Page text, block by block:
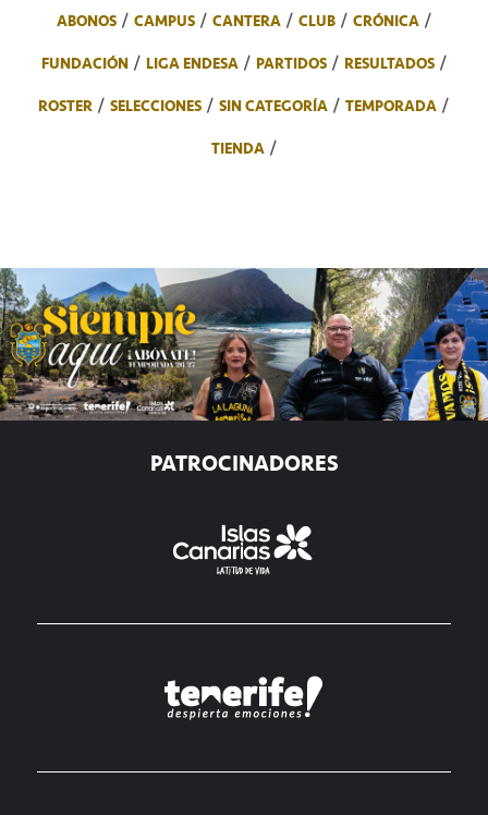
ABONOS CAMPUS CANTERA CLUB
CRÓNICA
FUNDACIÓN
LIGA ENDESA PARTIDOS
RESULTADOS
ROSTER
SELECCIONES SIN CATEGORÍA
TEMPORADA
TIENDA
PATROCINADORES